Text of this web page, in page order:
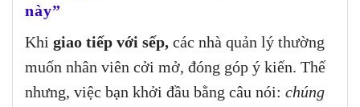
này”
Khi giao tiếp với sếp, các nhà quản lý thường
muốn nhân viên cởi mở, đóng góp ý kiến. Thế
nhưng, việc bạn khởi đầu bằng câu nói: chúng